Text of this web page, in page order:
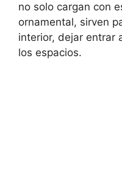
no solo cargan con
ornamental, sirven
interior, dejar entrar
los espacios.